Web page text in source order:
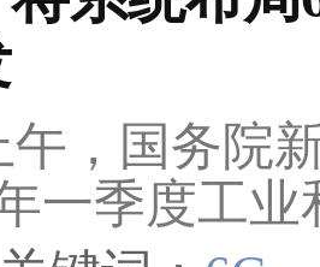
午，国务院
一季度工